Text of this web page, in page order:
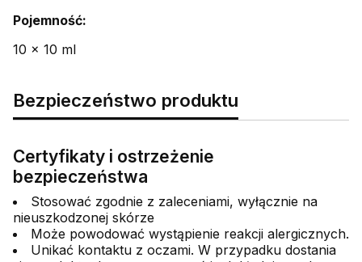
Pojemność:
10 x 10 ml
Bezpieczeństwo produktu
Certyfikaty i ostrzeżenie
bezpieczeństwa
Stosować zgodnie z zaleceniami, wyłącznie na
nieuszkodzonej skórze
Może powodować wystąpienie reakcji alergicznych.
Unikać kontaktu z oczami. W przypadku dostania